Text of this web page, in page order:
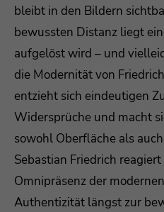
bleibt in den Bildern
bewussten Distanz liegt
aufgelöst wird – und
die Modernität von
entzieht sich eindeutigen
Widersprüche und macht
sowohl Oberfläche als
Sebastian Friedrich
Omnipräsenz der
Authentizität längst zur